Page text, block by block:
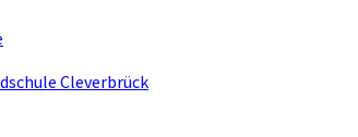
Cleverbrück